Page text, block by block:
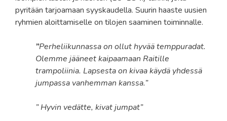
pyritään tarjoamaan syyskaudella. Suurin haaste uusien
ryhmien aloittamiselle on tilojen saaminen toiminnalle.
”Perheliikunnassa on ollut hyvää temppuradat.
Olemme jääneet kaipaamaan Raitille
trampoliinia. Lapsesta on kivaa käydä yhdessä
jumpassa vanhemman kanssa.”
” Hyvin vedätte, kivat jumpat”